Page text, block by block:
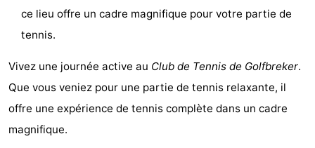
en
minutes
Plages
et
faire
Lieux
d'intérêt
-
ce lieu offre un cadre magnifique pour votre partie de
tennis.
Vivez une journée active au Club de Tennis de Golfbreker.
Que vous veniez pour une partie de tennis relaxante, il
offre une expérience de tennis complète dans un cadre
magnifique.